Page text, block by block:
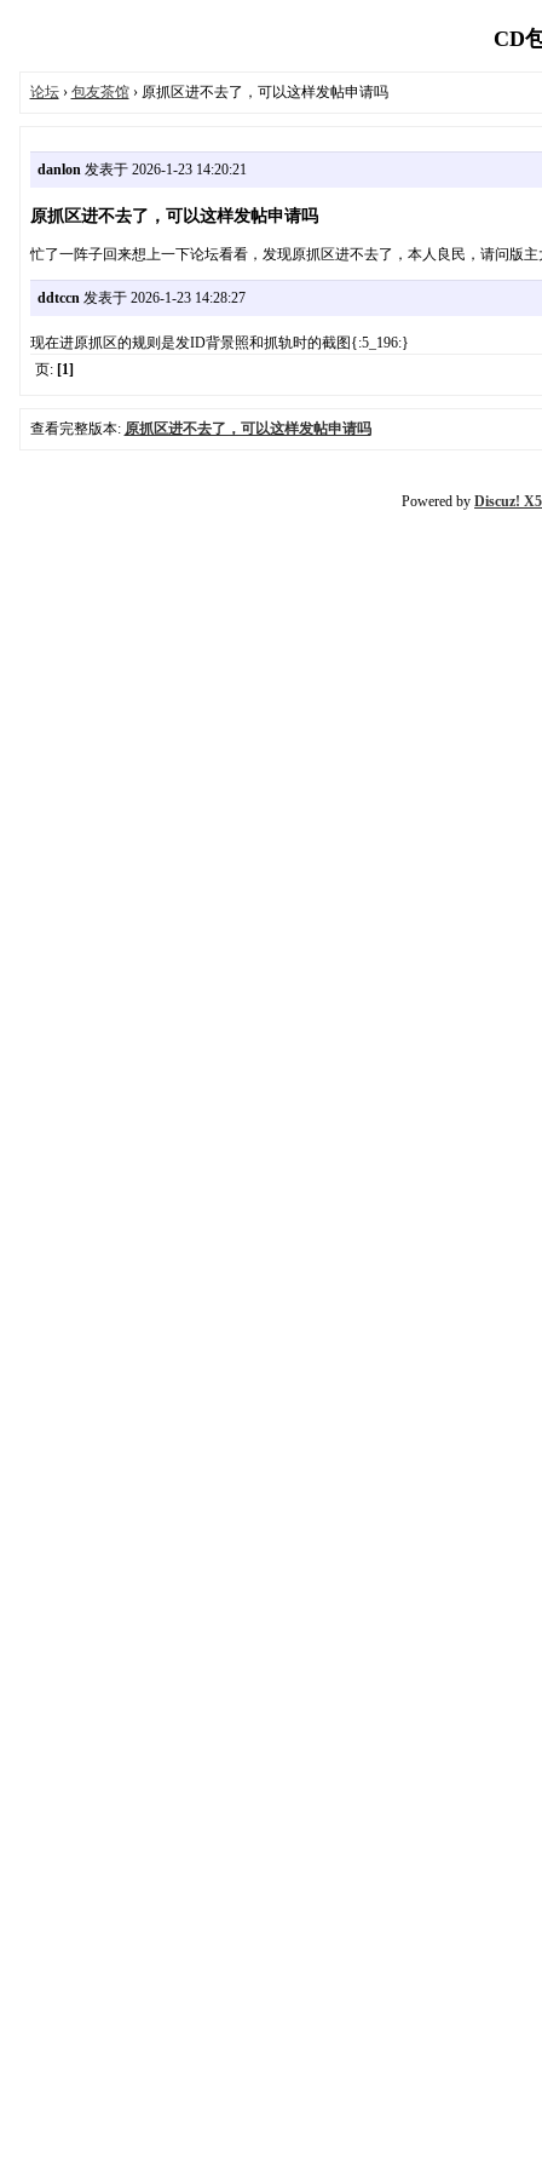
CD
论坛› 包友茶馆› 原抓区进不去了，可以这样发帖申请吗
danlon发表于 2026-1-23 14:20:21
原抓区进不去了，可以这样发帖申请吗
忙了一阵子回来想上一下论坛看看，发现原抓区进不去了，本人良民，请问版主
ddtccn发表于 2026-1-23 14:28:27
现在进原抓区的规则是发ID背景照和抓轨时的截图{:5_196:}
页: [1]
查看完整版本: 原抓区进不去了，可以这样发帖申请吗
Powered by Discuz!